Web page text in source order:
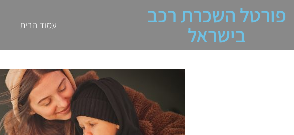
פורטל השכרת רכב
בישראל עמוד הבית